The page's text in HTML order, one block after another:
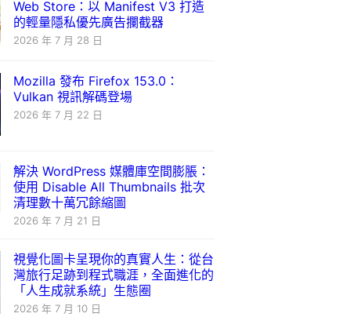
Web Store：以 Manifest V3 打造
的輕量隱私優先廣告攔截器
2026 年 7 月 28 日
Mozilla 發布 Firefox 153.0：
Vulkan 視訊解碼登場
2026 年 7 月 22 日
解決 WordPress 媒體庫空間膨脹：
使用 Disable All Thumbnails 批次
清理數十萬冗餘縮圖
2026 年 7 月 21 日
視覺化圖卡呈現你的真實人生：從台
灣旅行足跡到程式職涯，全面進化的
「人生成就系統」生態圈
2026 年 7 月 10 日